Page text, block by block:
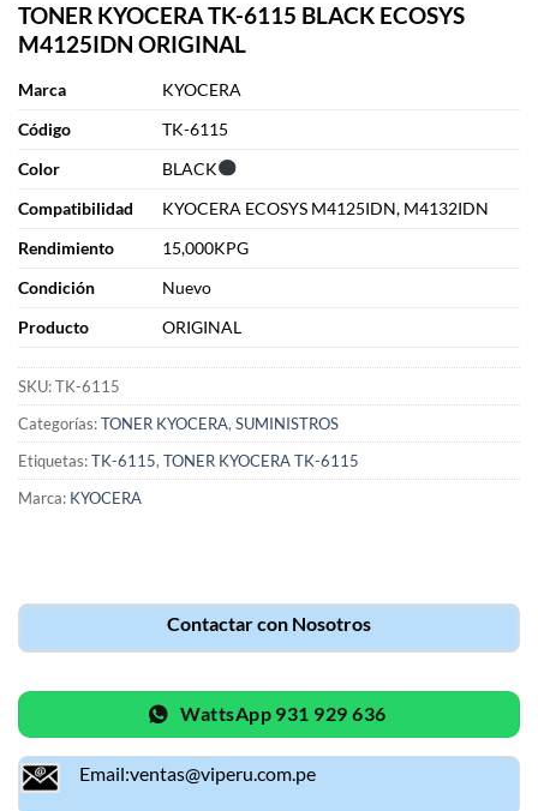
TONER KYOCERA TK-6115 BLACK ECOSYS
M4125IDN ORIGINAL
Marca
KYOCERA
Código
TK-6115
Color
BLACK
Compatibilidad
KYOCERA ECOSYS M4125IDN, M4132IDN
Rendimiento
15,000KPG
Condición
Nuevo
Producto
ORIGINAL
SKU:TK-6115
Categorías:TONER KYOCERA, SUMINISTROS
Etiquetas:TK-6115, TONER KYOCERA TK-6115
Marca: KYOCERA
Contactar con Nosotros
WattsApp 931 929 636
Email:ventas@viperu.com.pe